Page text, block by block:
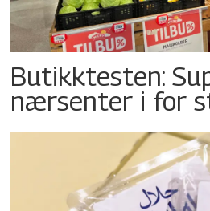
Butikktesten:
nærsenter i for